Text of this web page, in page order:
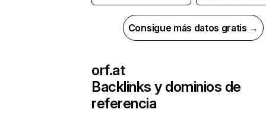
Consigue más datos gratis →
orf.at
Backlinks y dominios de
referencia